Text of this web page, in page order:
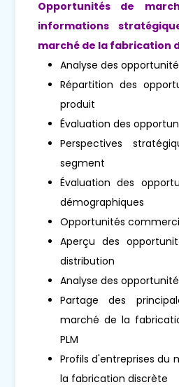
Opportunités de
informations
marché de la fabrication
Analyse des
Répartition des
produit
Évaluation des
Perspectives
segment
Évaluation des
démographiques
Opportunités
Aperçu des
distribution
Analyse des
Partage des
marché de la
PLM
Profils d'entreprises du
la fabrication discrète